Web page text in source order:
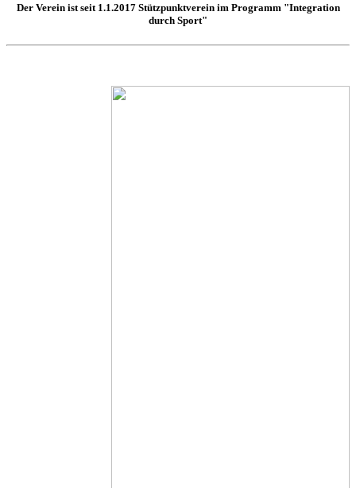
Der Verein ist seit 1.1.2017 Stützpunktvereinim Programm "Integration
durch Sport"